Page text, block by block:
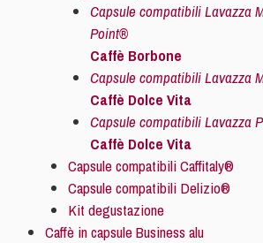
Capsule compatibili Lavazza
Point®
Caffè Borbone
Capsule compatibili Lavazza
Caffè Dolce Vita
Capsule compatibili Lavazza
Caffè Dolce Vita
Capsule compatibili Caffitaly®
Capsule compatibili Delizio®
Kit degustazione
Caffè in capsule Business alu